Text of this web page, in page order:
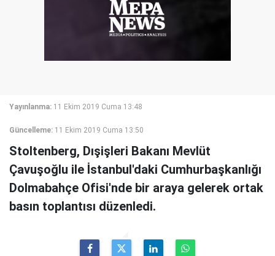
Yayınlanma: 11 Ekim 2019 Cuma 13:48
Güncelleme: 11 Ekim 2019 Cuma 13:50
Stoltenberg, Dışişleri Bakanı Mevlüt
Çavuşoğlu ile İstanbul'daki Cumhurbaşkanlığı
Dolmabahçe Ofisi'nde bir araya gelerek ortak
basın toplantısı düzenledi.